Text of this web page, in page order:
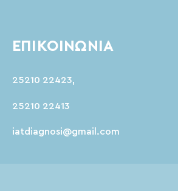
ΕΠΙΚΟΙΝΩΝΙΑ
25210 22423,
25210 22413
iatdiagnosi@gmail.com